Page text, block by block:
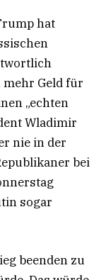
hat
Geld für
„echten
Wladimir
nie in der
bei
sogar
beenden zu